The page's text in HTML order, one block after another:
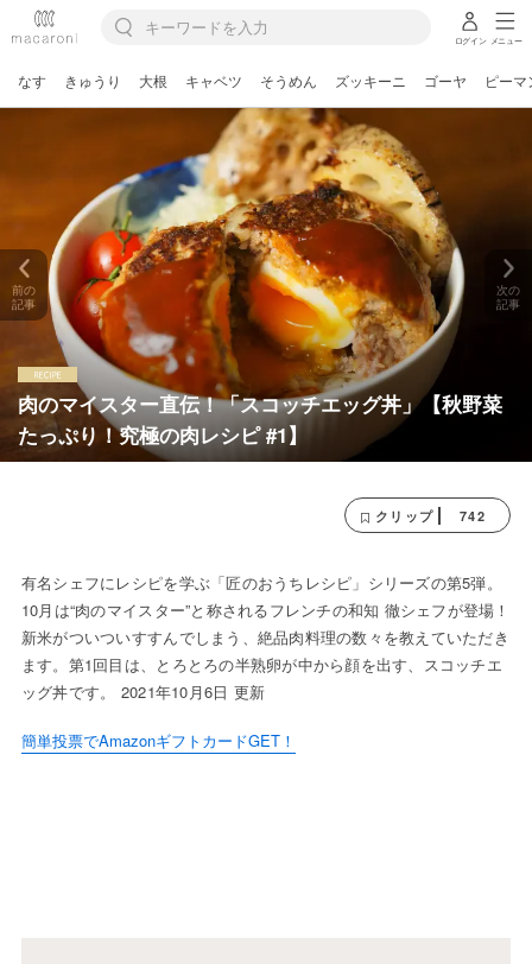
ログイン メニュー
なす きゅうり 大根 キャベツ そうめん ズッキーニ ゴーヤ ピーマ
肉のマイスター直伝！「スコッチエッグ丼」【秋野菜
たっぷり！究極の肉レシピ #1】
前の
記事
次の
記事
クリップ 742
有名シェフにレシピを学ぶ「匠のおうちレシピ」シリーズの第5弾。
10月は“肉のマイスター”と称されるフレンチの和知 徹シェフが登場！
新米がついついすすんでしまう、絶品肉料理の数々を教えていただき
ます。第1回目は、とろとろの半熟卵が中から顔を出す、スコッチエ
ッグ丼です。 2021年10月6日 更新
簡単投票でAmazonギフトカードGET！